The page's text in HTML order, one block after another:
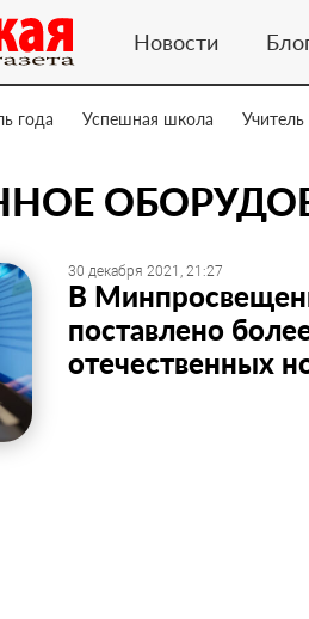
Новости
года Успешная школа
30 декабря 2021, 21:27
В
поставлено
отечественных